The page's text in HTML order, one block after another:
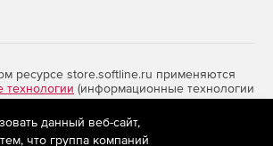
ресурсе store.softline.ru применяются
технологии (информационные технологии
на основе сбора,
сведений, относящихся к
сети «Интернет»,
данный веб-сайт,
что группа компаний